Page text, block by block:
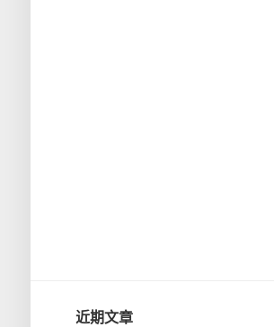
近期文章